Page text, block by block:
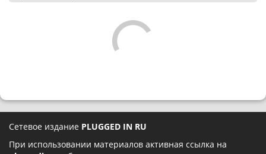
Сетевое издание PLUGGED IN RU
При использовании материалов активная ссылка на